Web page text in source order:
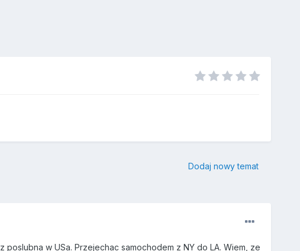
Dodaj nowy temat
w USa. Przejechac samochodem z NY do LA. Wiem, ze